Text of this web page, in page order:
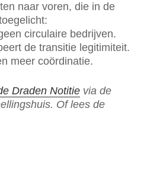
naar voren, die in de
circulaire bedrijven.
de transitie legitimiteit.
meer coördinatie.
Draden Notitie via de
Of lees de